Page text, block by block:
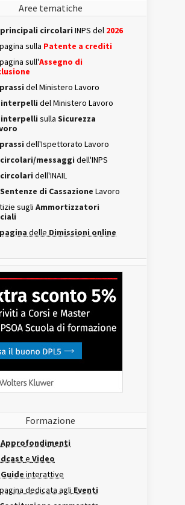
Aree tematiche
principali circolari INPS del 2026
sulla Patente a crediti
sull'Assegno di
prassi del Ministero Lavoro
interpelli del Ministero Lavoro
interpelli sulla Sicurezza
prassi dell'Ispettorato Lavoro
circolari/messaggi dell'INPS
circolari dell'INAIL
Sentenze di Cassazione Lavoro
sugli Ammortizzatori
pagina delle Dimissioni online
Formazione
Approfondimenti
e Video
interattive
dedicata agli Eventi